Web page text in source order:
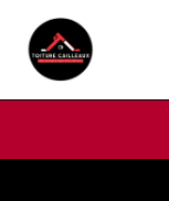
contenu